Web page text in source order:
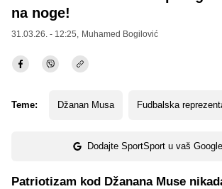
na noge!
31.03.26. - 12:25, Muhamed Bogilović
Teme: Džanan Musa Fudbalska
Dodajte SportSport u vaš
Patriotizam kod Džanana Muse